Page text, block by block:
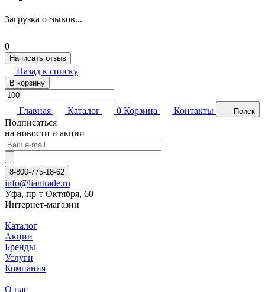
Загрузка отзывов...
0
Написать отзыв
Назад к списку
В корзину
Главная Каталог 0 Корзина Контакты Поиск
Подписаться
на новости и акции
8-800-775-18-62
info@liantrade.ru
Уфа, пр-т Октября, 60
Интернет-магазин
Каталог
Акции
Бренды
Услуги
Компания
О нас